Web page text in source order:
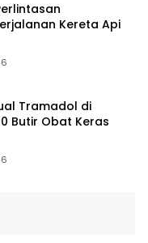
Kereta Api
Tramadol di
Butir Obat Keras